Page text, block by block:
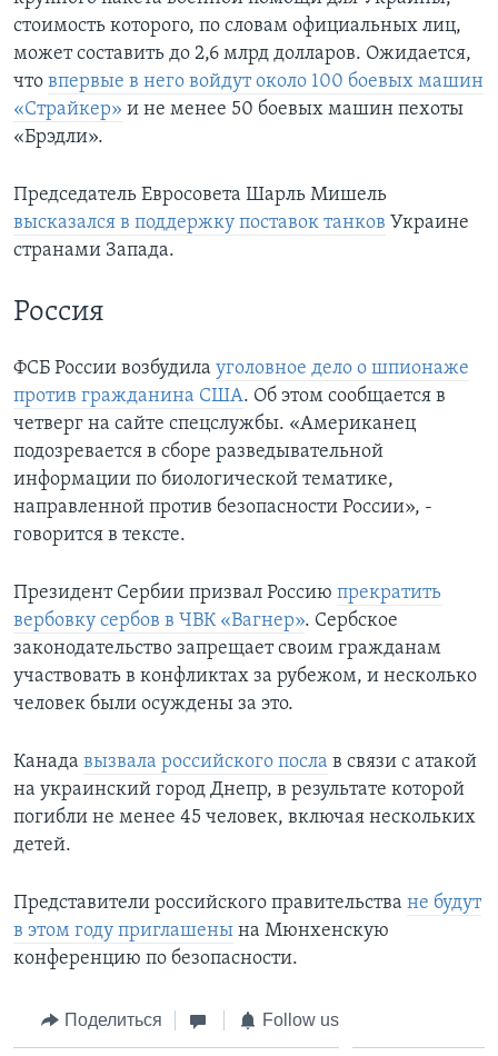
стоимость которого, по словам официальных лиц,
может составить до 2,6 млрд долларов. Ожидается,
что впервые в него войдут около 100 боевых машин
«Страйкер» и не менее 50 боевых машин пехоты
«Брэдли».
Председатель Евросовета Шарль Мишель
высказался в поддержку поставок танков Украине
странами Запада.
Россия
ФСБ России возбудила уголовное дело о шпионаже
против гражданина США. Об этом сообщается в
четверг на сайте спецслужбы. «Американец
подозревается в сборе разведывательной
информации по биологической тематике,
направленной против безопасности России», -
говорится в тексте.
Президент Сербии призвал Россию прекратить
вербовку сербов в ЧВК «Вагнер». Сербское
законодательство запрещает своим гражданам
участвовать в конфликтах за рубежом, и несколько
человек были осуждены за это.
Канада вызвала российского посла в связи с атакой
на украинский город Днепр, в результате которой
погибли не менее 45 человек, включая нескольких
детей.
Представители российского правительства не будут
в этом году приглашены на Мюнхенскую
конференцию по безопасности.
Поделиться Follow us